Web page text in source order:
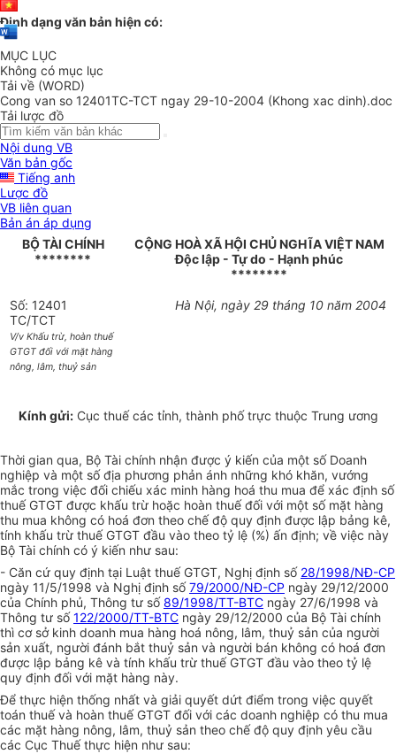
Định dạng văn bản hiện có:
MỤC LỤC
Không có mục lục
Tải về (WORD)
Cong van so 12401TC-TCT ngay 29-10-2004 (Khong xac dinh).doc
Tải lược đồ
Nội dung VB
Văn bản gốc
Tiếng anh
Lược đồ
VB liên quan
Bản án áp dụng
BỘ TÀI CHÍNH
********
CỘNG HOÀ XÃ HỘI CHỦ NGHĨA VIỆT NAM
Độc lập - Tự do - Hạnh phúc
********
Số: 12401
TC/TCT
V/v Khấu trừ, hoàn thuế
GTGT đối với mặt hàng
nông, lâm, thuỷ sản
Hà Nội, ngày 29 tháng 10 năm 2004
Kính gửi:Cục thuế các tỉnh, thành phố trực thuộc Trung ương
Thời gian qua, Bộ Tài chính nhận được ý kiến của một số Doanh
nghiệp và một số địa phương phản ánh những khó khăn, vướng
mắc trong việc đối chiếu xác minh hàng hoá thu mua để xác định số
thuế GTGT được khấu trừ hoặc hoàn thuế đối với một số mặt hàng
thu mua không có hoá đơn theo chế độ quy định được lập bảng kê,
tính khấu trừ thuế GTGT đầu vào theo tỷ lệ (%) ấn định; về việc này
Bộ Tài chính có ý kiến như sau:
- Căn cứ quy định tại Luật thuế GTGT, Nghị định số 28/1998/NĐ-CP
ngày 11/5/1998 và Nghị định số79/2000/NĐ-CP ngày 29/12/2000
của Chính phủ, Thông tư số89/1998/TT-BTC ngày 27/6/1998 và
Thông tư số122/2000/TT-BTC ngày 29/12/2000 của Bộ Tài chính
thì cơ sở kinh doanh mua hàng hoá nông, lâm, thuỷ sản của người
sản xuất, người đánh bắt thuỷ sản và người bán không có hoá đơn
được lập bảng kê và tính khấu trừ thuế GTGT đầu vào theo tỷ lệ
quy định đối với mặt hàng này.
Để thực hiện thống nhất và giải quyết dứt điểm trong việc quyết
toán thuế và hoàn thuế GTGT đối với các doanh nghiệp có thu mua
các mặt hàng nông, lâm, thuỷ sản theo chế độ quy định yêu cầu
các Cục Thuế thực hiện như sau: